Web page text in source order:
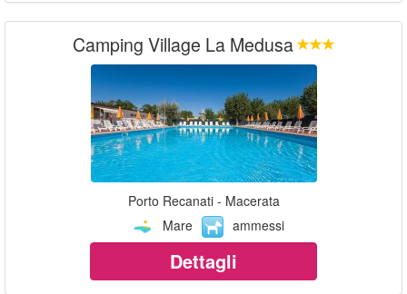
Camping Village La Medusa
Porto Recanati - Macerata
Mare
ammessi
Dettagli